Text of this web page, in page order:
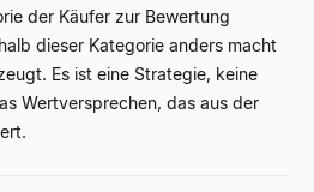
der Käufer zur Bewertung
dieser Kategorie anders macht
Es ist eine Strategie, keine
Wertversprechen, das aus der